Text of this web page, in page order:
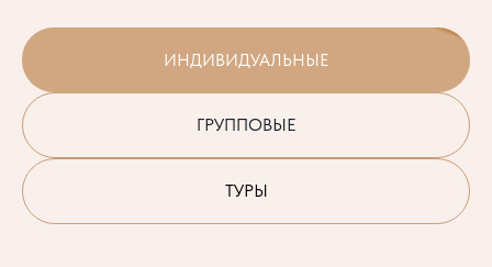
ИНДИВИДУАЛЬНЫЕ
ГРУППОВЫЕ
ТУРЫ